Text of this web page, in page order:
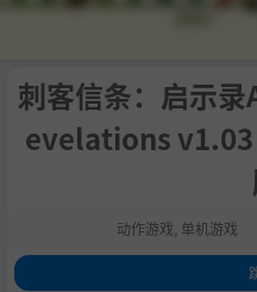
刺客信条：启示
evelations v1.03
动作游戏 单机游戏